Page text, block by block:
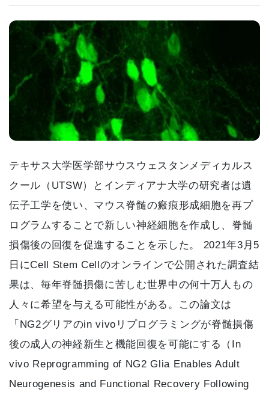
テキサス大学医学部サウスウェスタンメディカルス
クール（UTSW）とインディアナ大学の研究者は遺
伝子工学を使い、マウス脊髄の瘢痕形成細胞を再プ
ログラムすることで新しい神経細胞を作成し、脊髄
損傷後の回復を促進することを示した。 2021年3月5
日にCell Stem Cellのオンラインで公開された調査結
果は、毎年脊髄損傷に苦しむ世界中の何十万人もの
人々に希望を与える可能性がある。この論文は
「NG2グリアのin vivoリプログラミングが脊髄損傷
後の成人の神経新生と機能回復を可能にする（In
vivo Reprogramming of NG2 Glia Enables Adult
Neurogenesis and Functional Recovery Following